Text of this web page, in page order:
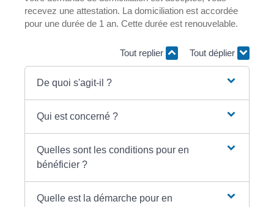
recevez une attestation. La domiciliation est accordée
pour une durée de 1 an. Cette durée est renouvelable.
Tout replier Tout déplier
De quoi s'agit-il ?
Qui est concerné ?
Quelles sont les conditions pour en
bénéficier ?
Quelle est la démarche pour en